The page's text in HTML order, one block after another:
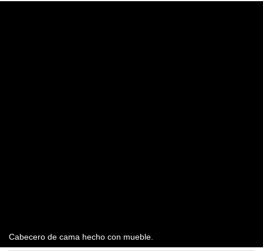
Cabecero de cama hecho con mueble.